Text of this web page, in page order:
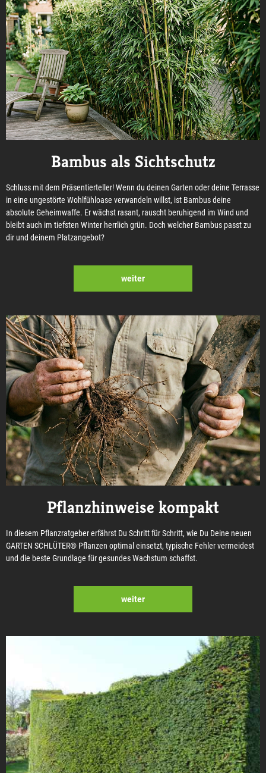
Bambus als Sichtschutz
Schluss mit dem Präsentierteller! Wenn du deinen Garten oder deine Terrasse
in eine ungestörte Wohlfühloase verwandeln willst, ist Bambus deine
absolute Geheimwaffe. Er wächst rasant, rauscht beruhigend im Wind und
bleibt auch im tiefsten Winter herrlich grün. Doch welcher Bambus passt zu
dir und deinem Platzangebot?
weiter
Pflanzhinweise kompakt
In diesem Pflanzratgeber erfährst Du Schritt für Schritt, wie Du Deine neuen
GARTEN SCHLÜTER® Pflanzen optimal einsetzt, typische Fehler vermeidest
und die beste Grundlage für gesundes Wachstum schaffst.
weiter